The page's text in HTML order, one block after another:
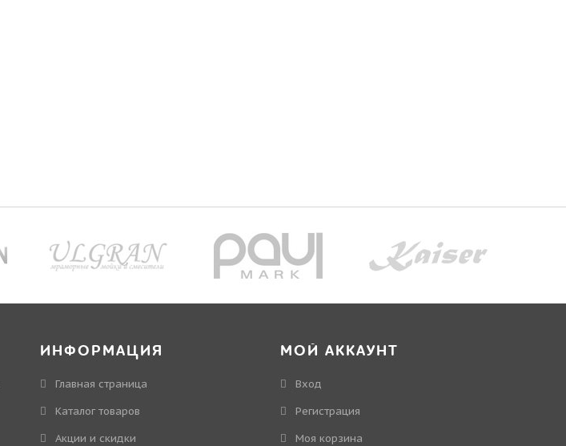
ИНФОРМАЦИЯ
Главная страница
Каталог товаров
Акции и скидки
МОЙ АККАУНТ
Вход
Регистрация
Моя корзина